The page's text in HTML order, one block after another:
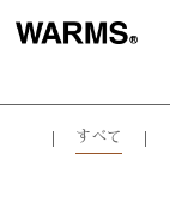
すべて